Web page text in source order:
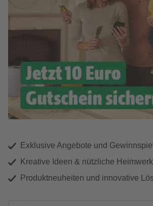
Exklusive Angebote und
Kreative Ideen & nützliche
Produktneuheiten und innovative